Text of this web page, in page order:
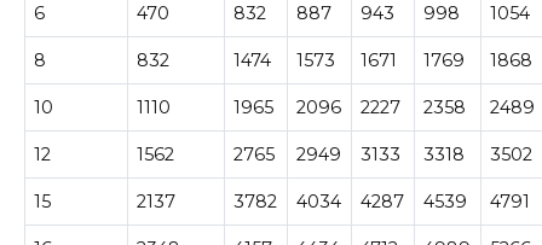
6 470 832 887 943 998 1054
8 832 1474 1573 1671 1769 1868
10 1110 1965 2096 2227 2358 2489
12 1562 2765 2949 3133 3318 3502
15 2137 3782 4034 4287 4539 4791